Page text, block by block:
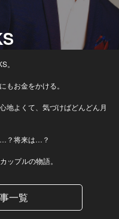
。
もお金をかける。
地よくて、気づけばどんどん月
？将来は…？
ップルの物語。
一覧